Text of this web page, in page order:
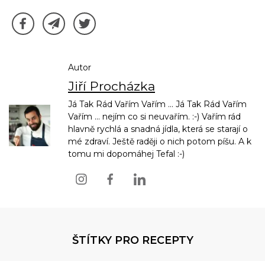
Autor
Jiří Procházka
Já Tak Rád Vařím Vařím ... Já Tak Rád Vařím
Vařím ... nejím co si neuvařím. :-) Vařím rád
hlavně rychlá a snadná jídla, která se starají o
mé zdraví. Ještě raději o nich potom píšu. A k
tomu mi dopomáhej Tefal :-)
ŠTÍTKY PRO RECEPTY